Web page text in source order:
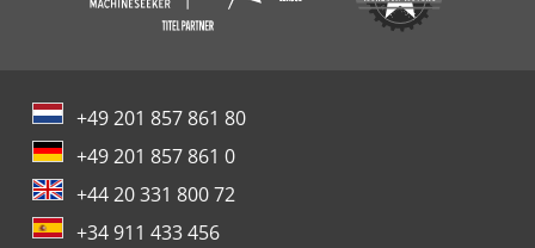
+49 201 857 861 80
+49 201 857 861 0
+44 20 331 800 72
+34 911 433 456